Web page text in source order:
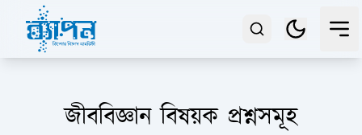
জীববিজ্ঞান বিষয়ক প্রশ্নসমূহ